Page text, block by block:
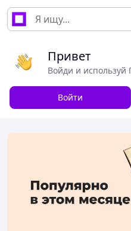
Привет
Войди и
Войти